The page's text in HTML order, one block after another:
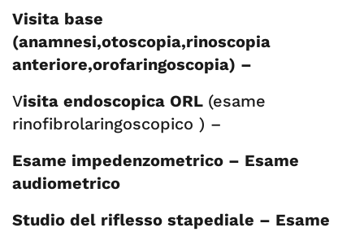
Visita base
(anamnesi,otoscopia,rinoscopia
anteriore,orofaringoscopia) –
Visita endoscopica ORL (esame
rinofibrolaringoscopico ) –
Esame impedenzometrico – Esame
audiometrico
Studio del riflesso stapediale – Esame